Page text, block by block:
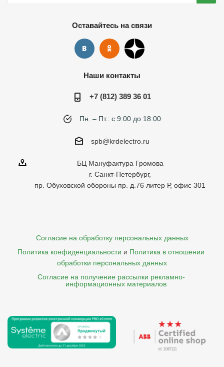
Оставайтесь на связи
Наши контакты
+7 (812) 389 36 01
Пн. – Пт.: с 9:00 до 18:00
spb@krdelectro.ru
БЦ Мануфактура Громова
г. Санкт-Петербург,
пр. Обуховской обороны пр. д.76 литер Р, офис 301
Согласие на обработку персональных данных
Политика конфиденциальности и Политика в отношении
обработки персональных данных
Согласие на получение рассылки рекламно-
    информационных материалов